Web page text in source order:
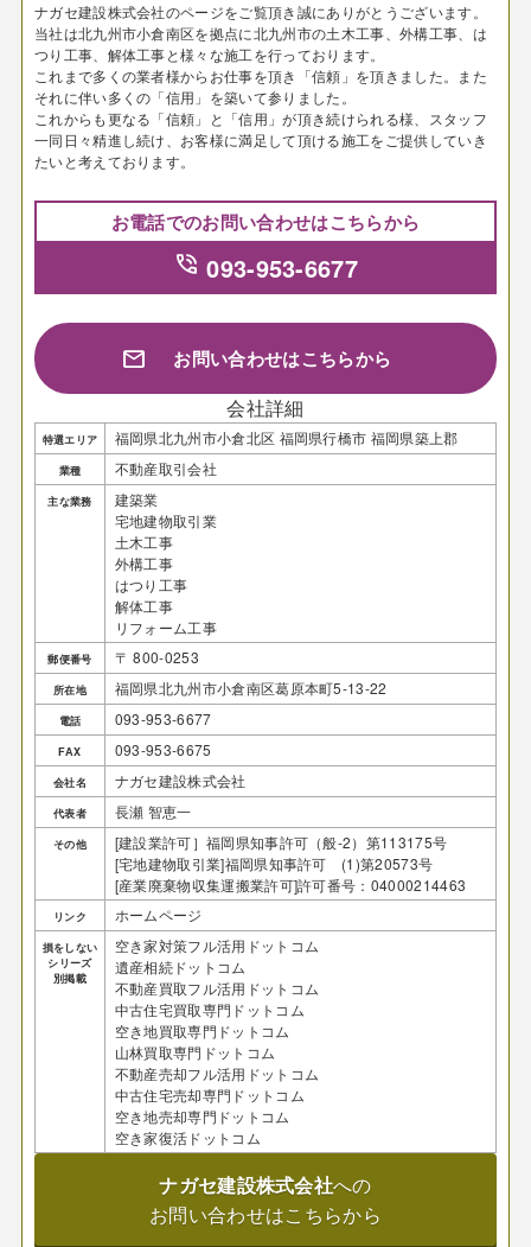
ナガセ建設株式会社のページをご覧頂き誠にありがとうございます。
当社は北九州市小倉南区を拠点に北九州市の土木工事、外構工事、は
つり工事、解体工事と様々な施工を行っております。
これまで多くの業者様からお仕事を頂き「信頼」を頂きました。また
それに伴い多くの「信用」を築いて参りました。
これからも更なる「信頼」と「信用」が頂き続けられる様、スタッフ
一同日々精進し続け、お客様に満足して頂ける施工をご提供していき
たいと考えております。
お電話でのお問い合わせはこちらから
phone_in_talk 093-953-6677
mail お問い合わせはこちらから
会社詳細
特選エリア 福岡県北九州市小倉北区 福岡県行橋市 福岡県築上郡
業種 不動産取引会社
主な業務
建築業
宅地建物取引業
土木工事
外構工事
はつり工事
解体工事
リフォーム工事
郵便番号 〒 800-0253
所在地 福岡県北九州市小倉南区葛原本町5-13-22
電話 093-953-6677
FAX 093-953-6675
会社名 ナガセ建設株式会社
代表者 長瀬 智恵一
その他
[建設業許可］福岡県知事許可（般-2）第113175号
[宅地建物取引業]福岡県知事許可 (1)第20573号
[産業廃棄物収集運搬業許可]許可番号：04000214463
リンク ホームページ
損をしない
シリーズ
別掲載
空き家対策フル活用ドットコム
遺産相続ドットコム
不動産買取フル活用ドットコム
中古住宅買取専門ドットコム
空き地買取専門ドットコム
山林買取専門ドットコム
不動産売却フル活用ドットコム
中古住宅売却専門ドットコム
空き地売却専門ドットコム
空き家復活ドットコム
ナガセ建設株式会社への
お問い合わせはこちらから